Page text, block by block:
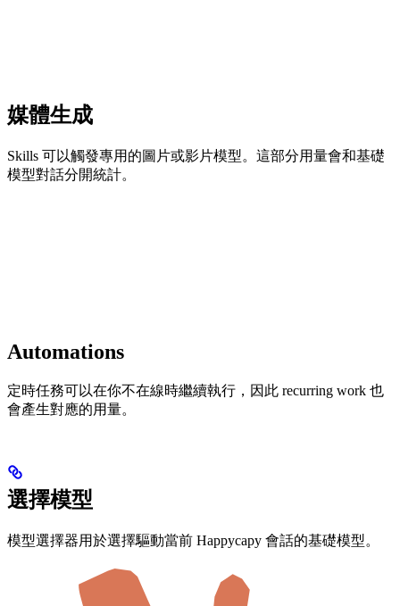
媒體生成
Skills 可以觸發專用的圖片或影片模型。這部分用量會和基礎
模型對話分開統計。
Automations
定時任務可以在你不在線時繼續執行，因此 recurring work 也
會產生對應的用量。
選擇模型
模型選擇器用於選擇驅動當前 Happycapy 會話的基礎模型。